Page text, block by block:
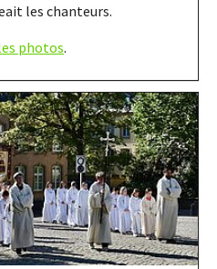
les chanteurs.
photos.